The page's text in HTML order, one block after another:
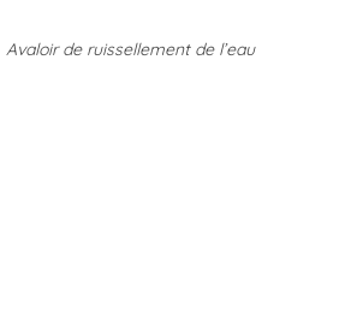
Avaloir de ruissellement de l’eau
Maternelle